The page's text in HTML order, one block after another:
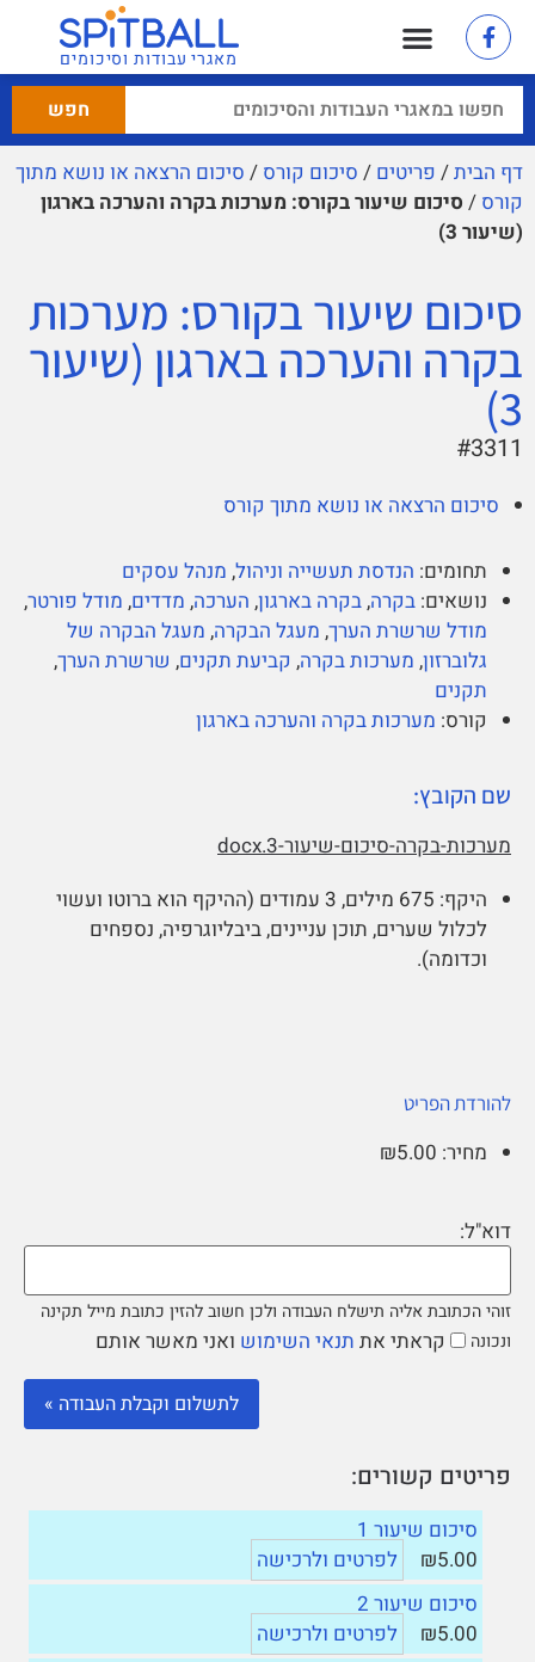
מאגרי עבודות וסיכומים
דף הבית/ פריטים / סיכום קורס / סיכום הרצאה או נושא מתוך
קורס / סיכום שיעור בקורס: מערכות בקרה והערכה בארגון
(שיעור 3)
סיכום שיעור בקורס: מערכות
בקרה והערכה בארגון (שיעור
3)
#3311
סיכום הרצאה או נושא מתוך קורס
תחומים: הנדסת תעשייה וניהול, מנהל עסקים
נושאים: בקרה,בקרה בארגון, הערכה, מדדים, מודל פורטר,
מודל שרשרת הערך, מעגל הבקרה, מעגל הבקרה של
גלוברזון, מערכות בקרה, קביעת תקנים, שרשרת הערך,
תקנים
קורס: מערכות בקרה והערכה בארגון
שם הקובץ:
מערכות-בקרה-סיכום-שיעור-3.docx
היקף:
675 מילים, 3 עמודים (ההיקף הוא ברוטו ועשוי
לכלול שערים, תוכן עניינים, ביבליוגרפיה, נספחים
וכדומה).
להורדת הפריט
מחיר: ₪5.00
דוא"ל:
זוהי הכתובת אליה תישלח העבודה ולכן חשוב להזין כתובת מייל תקינה
ונכונה
קראתי את תנאי השימוש ואני מאשר אותם
פריטים קשורים:
סיכום שיעור 1
₪5.00
לפרטים ולרכישה
סיכום שיעור 2
₪5.00
לפרטים ולרכישה